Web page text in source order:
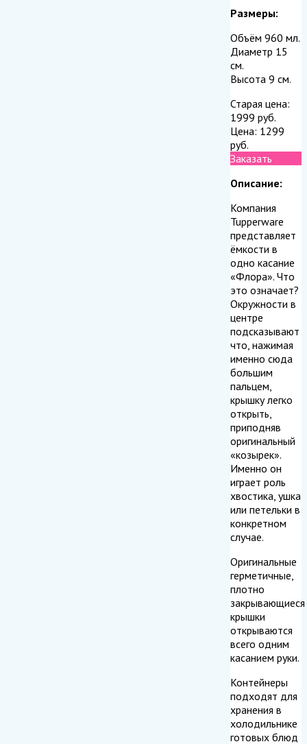
Размеры:
Объём 960 мл.
Диаметр 15
см.
Высота 9 см.
Старая цена:
1999 руб.
Цена: 1299
руб.
Заказать
Описание:
Компания
Tupperware
представляет
ёмкости в
одно касание
«Флора». Что
это означает?
Окружности в
центре
подсказывают
что, нажимая
именно сюда
большим
пальцем,
крышку легко
открыть,
приподняв
оригинальный
«козырек».
Именно он
играет роль
хвостика, ушка
или петельки в
конкретном
случае.
Оригинальные
герметичные,
плотно
закрывающиеся
крышки
открываются
всего одним
касанием руки.
Контейнеры
подходят для
хранения в
холодильнике
готовых блюд